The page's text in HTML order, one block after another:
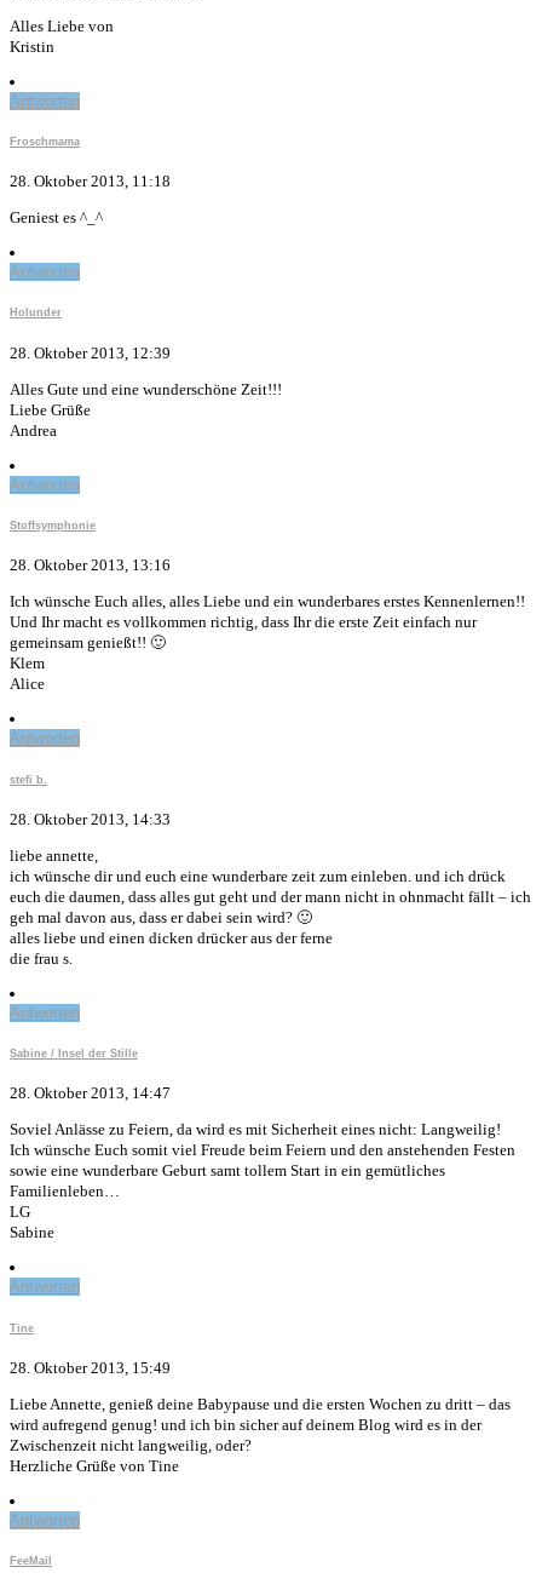
Alles Liebe von
Kristin
Antworten
Froschmama
28. Oktober 2013, 11:18
Geniest es ^_^
Antworten
Holunder
28. Oktober 2013, 12:39
Alles Gute und eine wunderschöne Zeit!!!
Liebe Grüße
Andrea
Antworten
Stoffsymphonie
28. Oktober 2013, 13:16
Ich wünsche Euch alles, alles Liebe und ein wunderbares erstes Kennenlernen!!
Und Ihr macht es vollkommen richtig, dass Ihr die erste Zeit einfach nur
gemeinsam genießt!! 🙂
Klem
Alice
Antworten
stefi b.
28. Oktober 2013, 14:33
liebe annette,
ich wünsche dir und euch eine wunderbare zeit zum einleben. und ich drück
euch die daumen, dass alles gut geht und der mann nicht in ohnmacht fällt – ich
geh mal davon aus, dass er dabei sein wird? 🙂
alles liebe und einen dicken drücker aus der ferne
die frau s.
Antworten
Sabine / Insel der Stille
28. Oktober 2013, 14:47
Soviel Anlässe zu Feiern, da wird es mit Sicherheit eines nicht: Langweilig!
Ich wünsche Euch somit viel Freude beim Feiern und den anstehenden Festen
sowie eine wunderbare Geburt samt tollem Start in ein gemütliches
Familienleben…
LG
Sabine
Antworten
Tine
28. Oktober 2013, 15:49
Liebe Annette, genieß deine Babypause und die ersten Wochen zu dritt – das
wird aufregend genug! und ich bin sicher auf deinem Blog wird es in der
Zwischenzeit nicht langweilig, oder?
Herzliche Grüße von Tine
Antworten
FeeMail